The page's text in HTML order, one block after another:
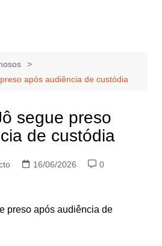
após audiência de custódia
segue preso
de custódia
16/06/2026
0